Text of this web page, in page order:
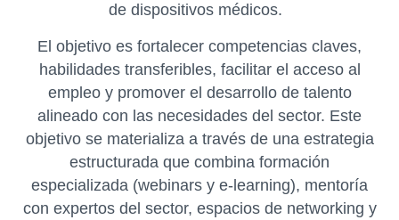
de dispositivos médicos.
El objetivo es fortalecer competencias claves,
habilidades transferibles, facilitar el acceso al
empleo y promover el desarrollo de talento
alineado con las necesidades del sector. Este
objetivo se materializa a través de una estrategia
estructurada que combina formación
especializada (webinars y e-learning), mentoría
con expertos del sector, espacios de networking y